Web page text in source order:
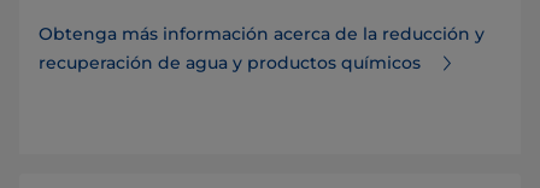
Obtenga más información acerca de la reducción y
recuperación de agua y productos químicos